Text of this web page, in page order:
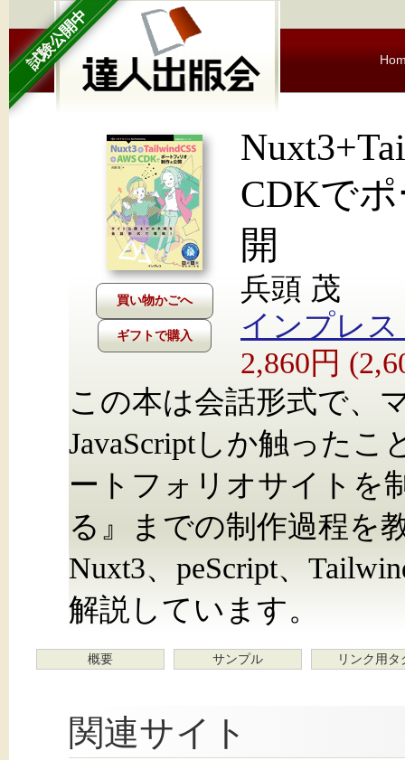
試験公開中
ギフトで購入
CDKで
開
兵頭 茂
インプレス
2,860円
この本は会話形式で、
JavaScriptしか触った
ートフォリオサイトを
る』までの制作過程を
Nuxt3、peScript、
解説しています。
概要 サンプル リンク用タ
関連サイト